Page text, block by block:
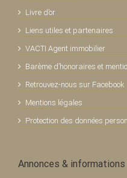
Livre d’or
Liens utiles et partenaires
VACTI Agent immobilier
Barème d’honoraires et
Retrouvez-nous sur Facebook
Mentions légales
Protection des données
Annonces &